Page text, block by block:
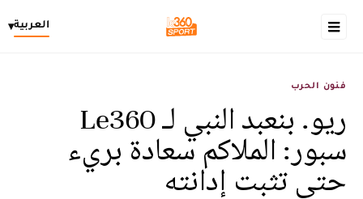
العربية▾
فنون الحرب
ريو. بنعبد النبي لـ Le360
سبور: الملاكم سعادة بريء
حتى تثبت إدانته